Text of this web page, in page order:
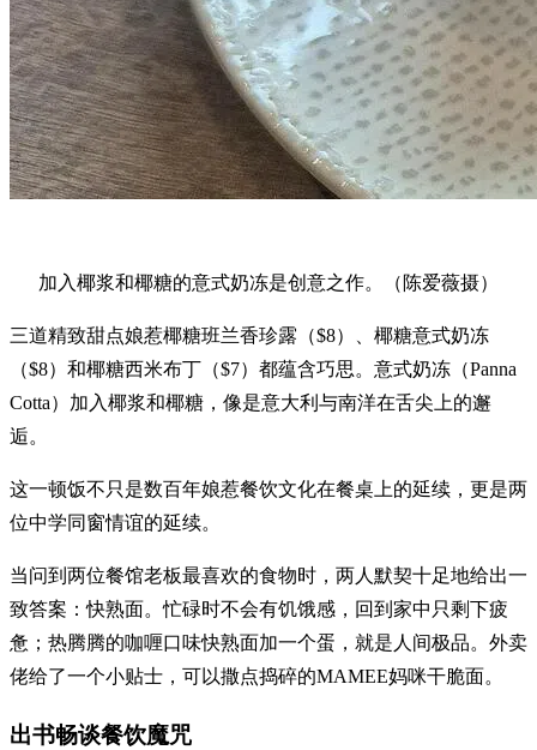
加入椰浆和椰糖的意式奶冻是创意之作。（陈爱薇摄）
三道精致甜点娘惹椰糖班兰香珍露（$8）、椰糖意式奶冻
（$8）和椰糖西米布丁（$7）都蕴含巧思。意式奶冻（Panna
Cotta）加入椰浆和椰糖，像是意大利与南洋在舌尖上的邂
逅。
这一顿饭不只是数百年娘惹餐饮文化在餐桌上的延续，更是两
位中学同窗情谊的延续。
当问到两位餐馆老板最喜欢的食物时，两人默契十足地给出一
致答案：快熟面。忙碌时不会有饥饿感，回到家中只剩下疲
惫；热腾腾的咖喱口味快熟面加一个蛋，就是人间极品。外卖
佬给了一个小贴士，可以撒点捣碎的MAMEE妈咪干脆面。
出书畅谈餐饮魔咒